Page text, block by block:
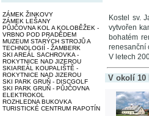
ZÁMEK ŽINKOVY
ZÁMEK LEŠANY
PŮJČOVNA KOL A KOLOBĚŽEK -
VRBNO POD PRADĚDEM
MUZEUM STARÝCH STROJŮ A
TECHNOLOGIÍ - ŽAMBERK
SKI AREÁL SACHROVKA -
ROKYTNICE NAD JIZEROU
SKIAREÁL KOUPALIŠTĚ -
ROKYTNICE NAD JIZEROU
SKI PARK GRUŇ - DISCGOLF
SKI PARK GRUŇ - PŮJČOVNA
ELEKTROKOL
ROZHLEDNA BUKOVKA
TURISTICKÉ CENTRUM RAPOTÍN
Kostel sv.
vytvořen
bohatém
renesanční
V letech
V okolí 10